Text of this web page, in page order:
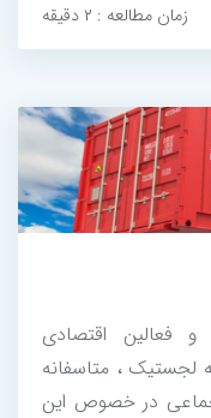
زمان مطالعه : ۲ دقیقه
فعالین اقتصادی
، متاسفانه
در خصوص این